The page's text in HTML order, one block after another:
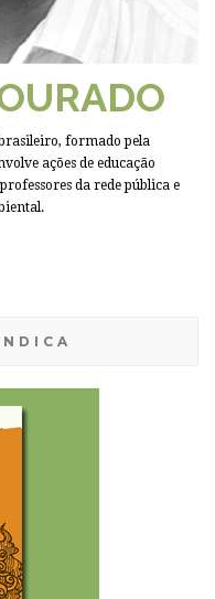
formado pela
ações de educação
da rede pública e